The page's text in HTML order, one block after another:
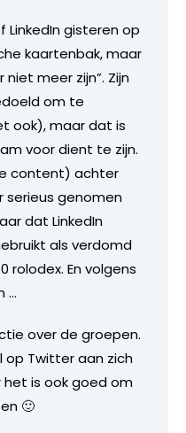
LinkedIn gisteren op
kaartenbak, maar
meer zijn”. Zijn
om te
ook), maar dat is
voor dient te zijn.
content) achter
serieus genomen
dat LinkedIn
als verdomd
rolodex. En volgens
…
over de groepen.
op Twitter aan zich
het is ook goed om
🙂